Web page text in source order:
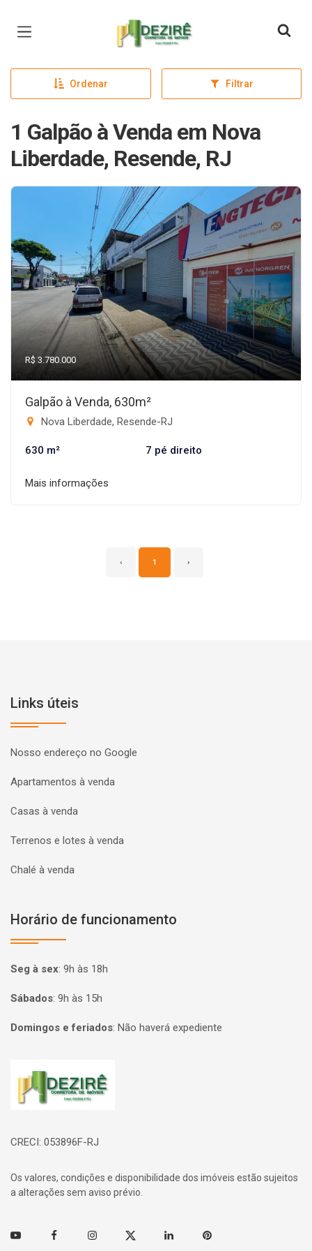
Página inicial
Ordenar Filtrar
1 Galpão à Venda em Nova
Liberdade, Resende, RJ
R$ 3.780.000
Galpão à Venda, 630m²
Nova Liberdade, Resende-RJ
630 m² 7 pé direito
Mais informações
‹ 1 ›
Links úteis
Nosso endereço no Google
Apartamentos à venda
Casas à venda
Terrenos e lotes à venda
Chalé à venda
Horário de funcionamento
Seg à sex: 9h às 18h
Sábados: 9h às 15h
Domingos e feriados: Não haverá expediente
Página inicial
CRECI: 053896F-RJ
Os valores, condições e disponibilidade dos imóveis estão sujeitos
a alterações sem aviso prévio.
Youtube FacebookInstagramTwitter Linkedin Pinterest